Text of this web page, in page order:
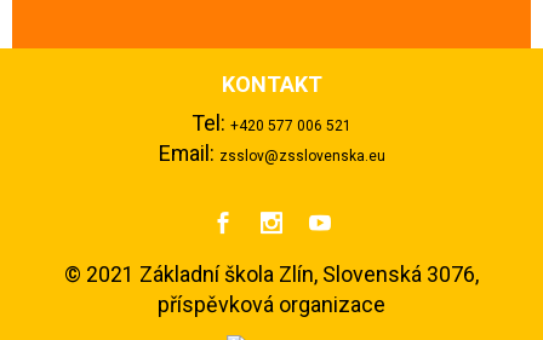
KONTAKT
Tel: +420 577 006 521
Email: zsslov@zsslovenska.eu
  
© 2021 Základní škola Zlín, Slovenská 3076,
příspěvková organizace